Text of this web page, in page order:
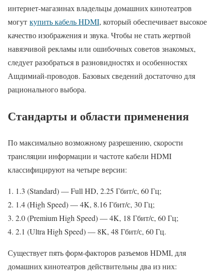
интернет-магазинах владельцы домашних кинотеатров
могут купить кабель HDMI, который обеспечивает высокое
качество изображения и звука. Чтобы не стать жертвой
навязчивой рекламы или ошибочных советов знакомых,
следует разобраться в разновидностях и особенностях
Ашдимиай-проводов. Базовых сведений достаточно для
рационального выбора.
Стандарты и области применения
По максимально возможному разрешению, скорости
трансляции информации и частоте кабели HDMI
классифицируют на четыре версии:
1.3 (Standard) — Full HD, 2.25 Гбит/с, 60 Гц;
1.4 (High Speed) — 4K, 8.16 Гбит/с, 30 Гц;
2.0 (Premium High Speed) — 4K, 18 Гбит/с, 60 Гц;
2.1 (Ultra High Speed) — 8K, 48 Гбит/с, 60 Гц.
Существует пять форм-факторов разъемов HDMI, для
домашних кинотеатров действительны два из них: